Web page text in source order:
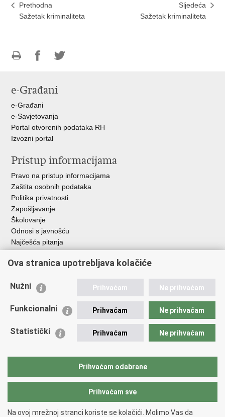
Prethodna
Sažetak kriminaliteta
Sljedeća
Sažetak kriminaliteta
FacebookuTwitteru
e-Građani
e-Građani
e-Savjetovanja
Portal otvorenih podataka RH
Izvozni portal
Pristup informacijama
Pravo na pristup informacijama
Zaštita osobnih podataka
Politika privatnosti
Zapošljavanje
Školovanje
Odnosi s javnošću
Najčešća pitanja
Važne poveznice
EMN Nacionalna kontaktna točka za Republiku Hrvatsku
Policijska akademija
Zaklada policijske solidarnosti
Sindikati
Ova stranica upotrebljava kolačiće
Nužni Prihvaćam Ne prihvaćam
Funkcionalni Prihvaćam Ne prihvaćam
Statistički Prihvaćam Ne prihvaćam
Prihvaćam odabrane
Prihvaćam sve
Na ovoj mrežnoj stranci koriste se kolačići. Molimo Vas da